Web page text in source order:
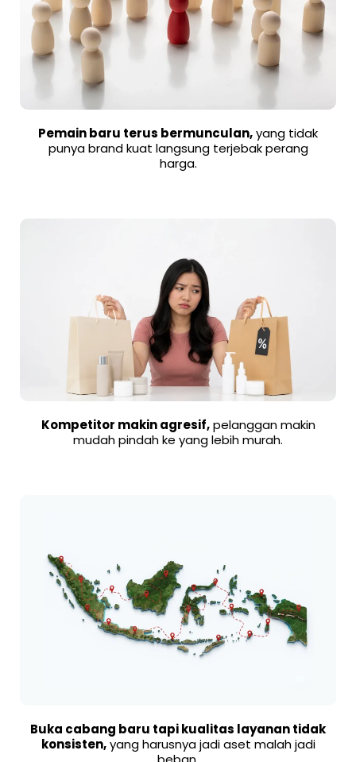
Pemain baru terus bermunculan,yang tidak
punya brand kuat langsung terjebak perang
harga.
Kompetitor makin agresif,pelanggan makin
mudah pindah ke yang lebih murah.
Buka cabang baru tapi kualitas layanan tidak
konsisten,yang harusnya jadi aset malah jadi